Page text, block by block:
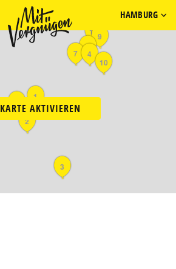
HAMBURG
KARTE AKTIVIEREN
1
7
8
9
10
11
2
3
4